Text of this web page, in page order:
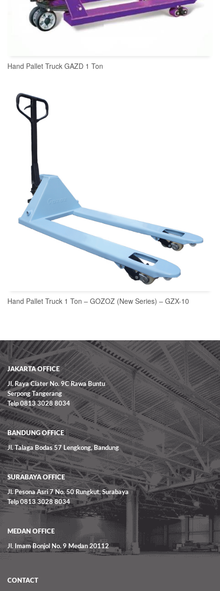
Hand Pallet Truck GAZD 1 Ton
READ MORE
Hand Pallet Truck 1 Ton – GOZOZ (New Series) – GZX-10
JAKARTA OFFICE
Jl. Raya Ciater No. 9C Rawa Buntu
Serpong Tangerang
Telp 0813 3028 8034
BANDUNG OFFICE
Jl. Talaga Bodas 57 Lengkong, Bandung
SURABAYA OFFICE
Jl. Pesona Asri 7 No. 50 Rungkut, Surabaya
Telp 0813 3028 8034
MEDAN OFFICE
Jl. Imam Bonjol No. 9 Medan 20112
CONTACT